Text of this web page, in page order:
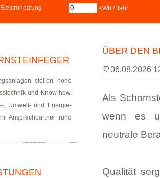
KWh / Jahr
ÜBER DEN
06.08.2026
Als
wenn es
neutrale
Qualität
stellen hohe
und Know-how.
, Umwelt- und Energie-
Ansprechpartner rund